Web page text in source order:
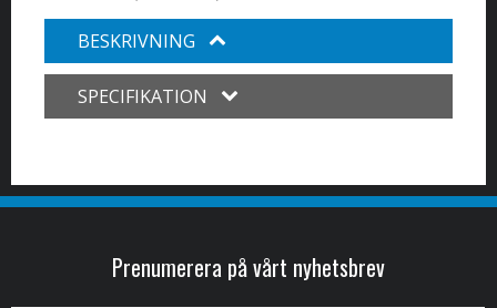
BESKRIVNING
SPECIFIKATION
Prenumerera på vårt nyhetsbrev